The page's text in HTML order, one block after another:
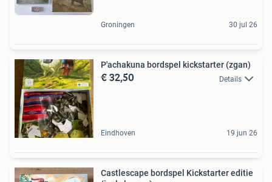
Groningen 30 jul 26
P'achakuna bordspel kickstarter (zgan)
€ 32,50 Details
Eindhoven 19 jun 26
Castlescape bordspel Kickstarter editie